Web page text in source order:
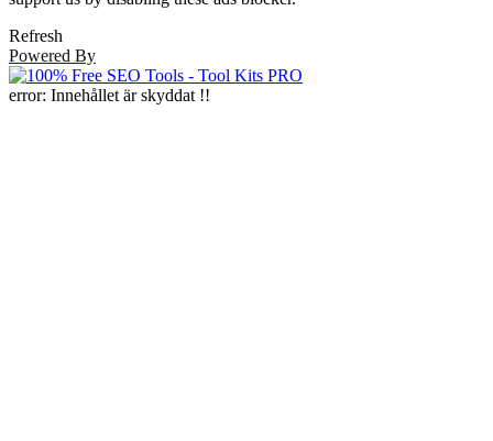
Refresh
Powered By
error: Innehållet är skyddat !!